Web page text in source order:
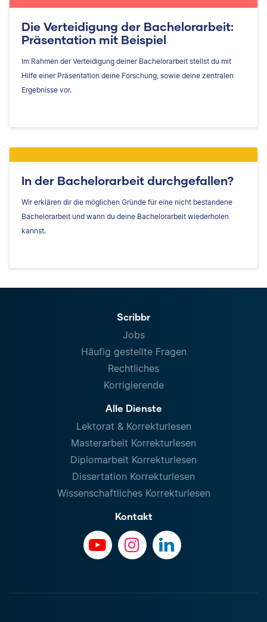
Die Verteidigung der Bachelorarbeit:
Präsentation mit Beispiel
Im Rahmen der Verteidigung deiner Bachelorarbeit stellst du mit
Hilfe einer Präsentation deine Forschung, sowie deine zentralen
Ergebnisse vor.
In der Bachelorarbeit durchgefallen?
Wir erklären dir die möglichen Gründe für eine nicht bestandene
Bachelorarbeit und wann du deine Bachelorarbeit wiederholen
kannst.
Scribbr
Jobs
Häufig gestellte Fragen
Rechtliches
Korrigierende
Alle Dienste
Lektorat & Korrekturlesen
Masterarbeit Korrekturlesen
Diplomarbeit Korrekturlesen
Dissertation Korrekturlesen
Wissenschaftliches Korrekturlesen
Kontakt